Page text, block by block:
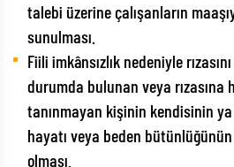
talebi üzerine çalışanların
sunulması.
Fiili imkânsızlık nedeniyle
durumda bulunan veya rızasına
tanınmayan kişinin kendisinin ya
hayatı veya beden
olması.